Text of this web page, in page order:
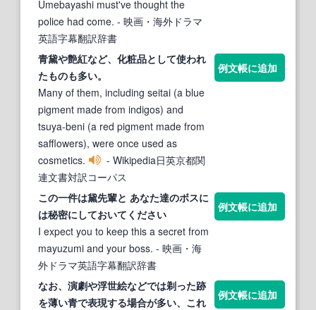
Umebayashi must've thought the
police had come. - 映画・海外ドラマ
英語字幕翻訳辞書
青黛や艶紅など、化粧品として使われ
たものも多い。
Many of them, including seitai (a blue
pigment made from indigos) and
tsuya-beni (a red pigment made from
safflowers), were once used as
cosmetics.
- Wikipedia日英京都関
連文書対訳コーパス
例文帳に追加
この一件は黛先輩と あなた達のボスに
は秘密にしておいてください
I expect you to keep this a secret from
mayuzumi and your boss. - 映画・海
外ドラマ英語字幕翻訳辞書
例文帳に追加
なお、演劇や浮世絵などでは剃った跡
を薄い青で表現する場合が多い、これ
例文帳に追加